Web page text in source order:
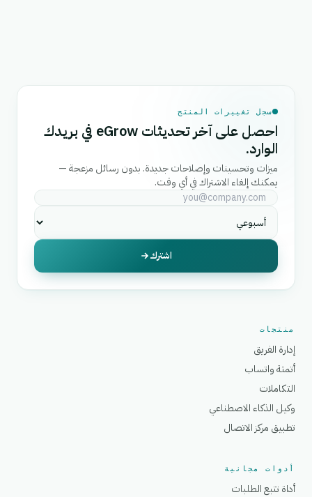
سجل تغييرات المنتج
احصل على آخر تحديثات eGrow في بريدك
الوارد.
ميزات وتحسينات وإصلاحات جديدة. بدون رسائل مزعجة —
يمكنك إلغاء الاشتراك في أي وقت.
اشترك
منتجات
إدارة الفريق
أتمتة واتساب
التكاملات
وكيل الذكاء الاصطناعي
تطبيق مركز الاتصال
أدوات مجانية
أداة تتبع الطلبات